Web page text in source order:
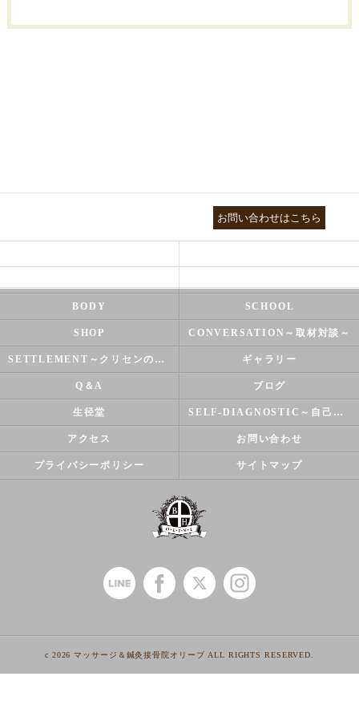
お問い合わせはこちら
BODY SCHOOL
SHOP CONVERSATION～取材対談～
SETTLEMENT～クリセンのズバリ解決シリーズ～ ギャラリー
Q＆A ブログ
生径堂 SELF-DIAGNOSTIC～自己診断～
アクセス お問い合わせ
プライバシーポリシー サイトマップ
c 2026 マッサージ＆鍼灸接骨院オリーブ ALL RIGHTS RESERVED.